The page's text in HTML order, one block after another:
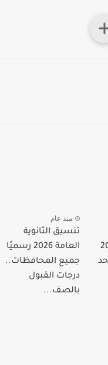
منذ عام
تنسيق الثانوية
العامة 2026 رسميًا
جميع المحافظات..
درجات القبول
بالصف...